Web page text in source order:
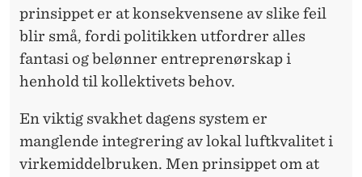
prinsippet er at konsekvensene av slike feil
blir små, fordi politikken utfordrer alles
fantasi og belønner entreprenørskap i
henhold til kollektivets behov.
En viktig svakhet dagens system er
manglende integrering av lokal luftkvalitet i
virkemiddelbruken. Men prinsippet om at